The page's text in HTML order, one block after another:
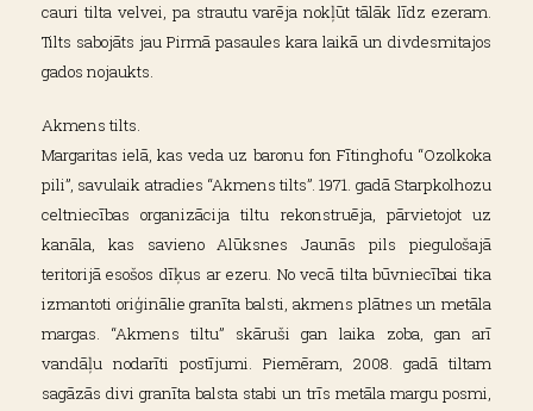
cauri tilta velvei, pa strautu varēja nokļūt tālāk līdz ezeram.
Tilts sabojāts jau Pirmā pasaules kara laikā un divdesmitajos
gados nojaukts.
Akmens tilts.
Margaritas ielā, kas veda uz baronu fon Fītinghofu “Ozolkoka
pili”, savulaik atradies “Akmens tilts”. 1971. gadā Starpkolhozu
celtniecības organizācija tiltu rekonstruēja, pārvietojot uz
kanāla, kas savieno Alūksnes Jaunās pils piegulošajā
teritorijā esošos dīķus ar ezeru. No vecā tilta būvniecībai tika
izmantoti oriģinālie granīta balsti, akmens plātnes un metāla
margas. “Akmens tiltu” skāruši gan laika zoba, gan arī
vandāļu nodarīti postījumi. Piemēram, 2008. gadā tiltam
sagāzās divi granīta balsta stabi un trīs metāla margu posmi,